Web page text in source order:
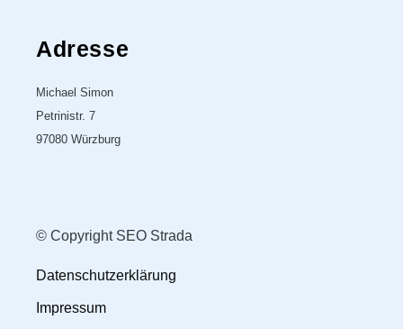
Adresse
Michael Simon
Petrinistr. 7
97080 Würzburg
© Copyright SEO Strada
Datenschutzerklärung
Impressum